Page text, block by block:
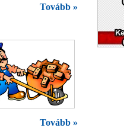
Tovább »
Tovább »